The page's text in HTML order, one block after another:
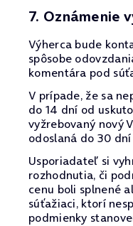
7. Oznámenie
Výherca bude
spôsobe
komentára pod
V prípade, že sa
do 14 dní od
vyžrebovaný nový
odoslaná do 30
Usporiadateľ si
rozhodnutia, či
cenu boli splnené
súťažiaci, ktorí
podmienky